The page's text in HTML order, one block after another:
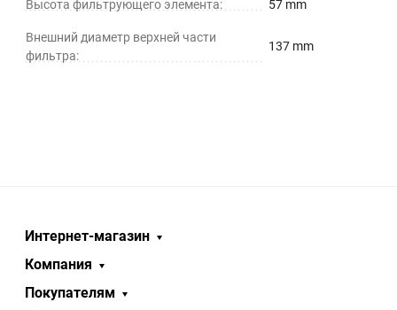
Высота фильтрующего элемента: 57 mm
Внешний диаметр верхней части
фильтра:
137 mm
Интернет-магазин
Компания
Покупателям